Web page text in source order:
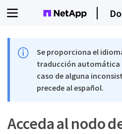
Se proporciona el
traducción automática
caso de alguna
precede al español.
Acceda al nodo